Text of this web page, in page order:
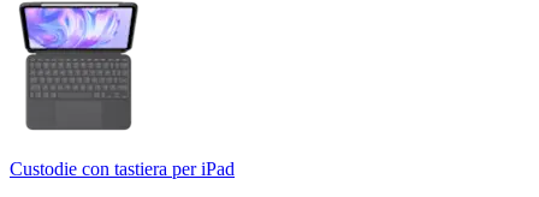
Custodie con tastiera per iPad